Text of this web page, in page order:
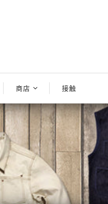
商店
商店
库存商
接触